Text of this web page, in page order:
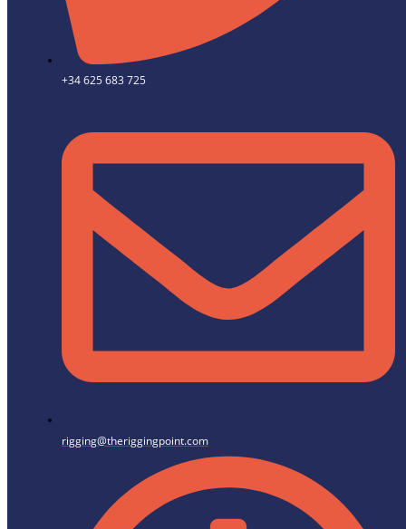
+34 625 683 725
rigging@theriggingpoint.com